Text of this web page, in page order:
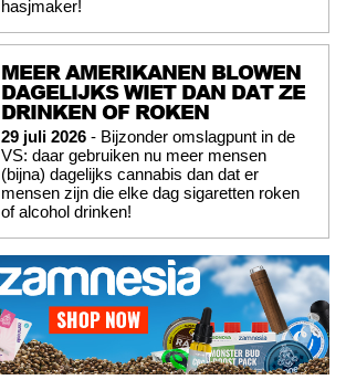
hasjmaker!
MEER AMERIKANEN BLOWEN
DAGELIJKS WIET DAN DAT ZE
DRINKEN OF ROKEN
29 juli 2026 - Bijzonder omslagpunt in de
VS: daar gebruiken nu meer mensen
(bijna) dagelijks cannabis dan dat er
mensen zijn die elke dag sigaretten roken
of alcohol drinken!